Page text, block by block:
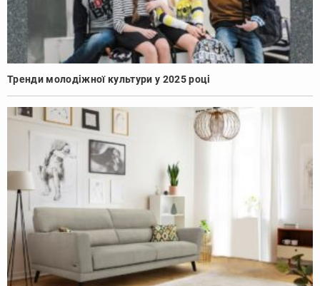
Тренди молодіжної культури у 2025 році